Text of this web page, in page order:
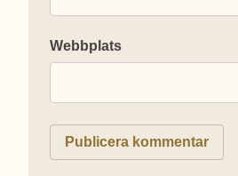
Webbplats